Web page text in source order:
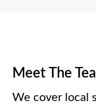
Meet The
We cover local